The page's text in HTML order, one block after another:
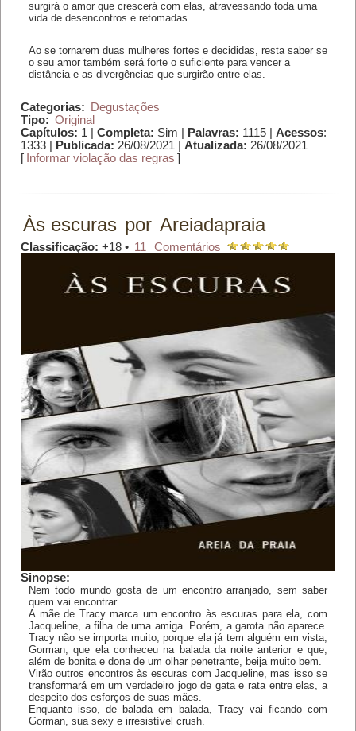
surgirá o amor que crescerá com elas, atravessando toda uma
vida de desencontros e retomadas.
Ao se tornarem duas mulheres fortes e decididas, resta saber se
o seu amor também será forte o suficiente para vencer a
distância e as divergências que surgirão entre elas.
Categorias:
Degustações
Tipo: Original
Capítulos: 1 | Completa: Sim | Palavras: 1115 | Acessos:
1333 |
Publicada: 26/08/2021 | Atualizada: 26/08/2021
[ Informar violação das regras ]
Às escuras por Areiadapraia
Classificação: +18 • 11 Comentários
Sinopse:
Nem todo mundo gosta de um encontro arranjado, sem saber
quem vai encontrar.
A mãe de Tracy marca um encontro às escuras para ela, com
Jacqueline, a filha de uma amiga. Porém, a garota não aparece.
Tracy não se importa muito, porque ela já tem alguém em vista,
Gorman, que ela conheceu na balada da noite anterior e que,
além de bonita e dona de um olhar penetrante, beija muito bem.
Virão outros encontros às escuras com Jacqueline, mas isso se
transformará em um verdadeiro jogo de gata e rata entre elas, a
despeito dos esforços de suas mães.
Enquanto isso, de balada em balada, Tracy vai ficando com
Gorman, sua sexy e irresistível crush.